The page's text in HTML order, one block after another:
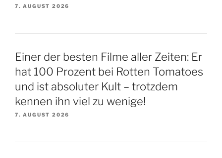
7. AUGUST 2026
Einer der besten Filme aller Zeiten: Er
hat 100 Prozent bei Rotten Tomatoes
und ist absoluter Kult – trotzdem
kennen ihn viel zu wenige!
7. AUGUST 2026